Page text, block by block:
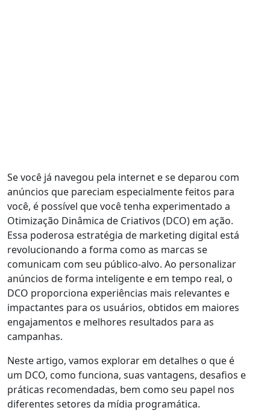
Se você já navegou pela internet e se deparou com
anúncios que pareciam especialmente feitos para
você, é possível que você tenha experimentado a
Otimização Dinâmica de Criativos (DCO) em ação.
Essa poderosa estratégia de marketing digital está
revolucionando a forma como as marcas se
comunicam com seu público-alvo. Ao personalizar
anúncios de forma inteligente e em tempo real, o
DCO proporciona experiências mais relevantes e
impactantes para os usuários, obtidos em maiores
engajamentos e melhores resultados para as
campanhas.
Neste artigo, vamos explorar em detalhes o que é
um DCO, como funciona, suas vantagens, desafios e
práticas recomendadas, bem como seu papel nos
diferentes setores da mídia programática.